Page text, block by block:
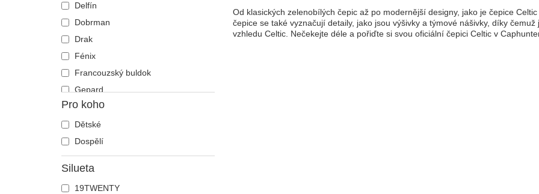
Delfín
Dobrman
Drak
Fénix
Francouzský buldok
Gepard
Had
Havran
Holub
Hroch
Humr
Jednorožec
Pro koho
Dětské
Dospělí
Silueta
19TWENTY
Od klasických zelenobílých čepic až po modernější designy, jako je čepice
čepice se také vyznačují detaily, jako jsou výšivky a týmové nášivky, díky
vzhledu Celtic. Nečekejte déle a pořiďte si svou oficiální čepici Celtic v